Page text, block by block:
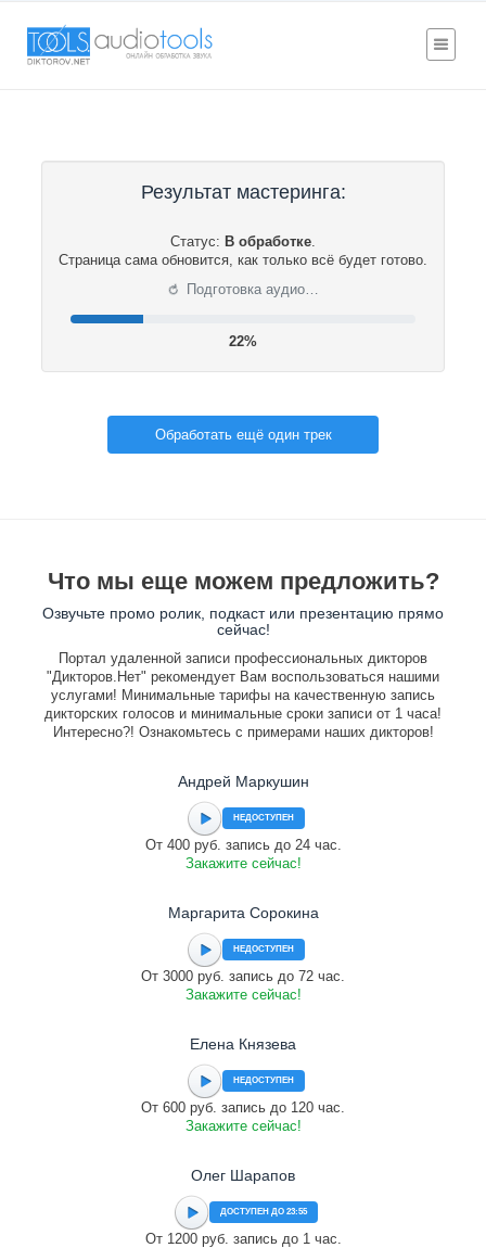
Результат мастеринга:
Статус: В обработке.
Страница сама обновится, как только всё будет готово.
⟳ Подготовка аудио…
22%
Обработать ещё один трек
Что мы еще можем предложить?
Озвучьте промо ролик, подкаст или презентацию прямо
сейчас!
Портал удаленной записи профессиональных дикторов
"Дикторов.Нет" рекомендует Вам воспользоваться нашими
услугами! Минимальные тарифы на качественную запись
дикторских голосов и минимальные сроки записи от 1 часа!
Интересно?! Ознакомьтесь с примерами наших дикторов!
Андрей Маркушин
НЕДОСТУПЕН
От 400 руб. запись до 24 час.
Закажите сейчас!
Маргарита Сорокина
НЕДОСТУПЕН
От 3000 руб. запись до 72 час.
Закажите сейчас!
Елена Князева
НЕДОСТУПЕН
От 600 руб. запись до 120 час.
Закажите сейчас!
Олег Шарапов
ДОСТУПЕН ДО 23:55
От 1200 руб. запись до 1 час.